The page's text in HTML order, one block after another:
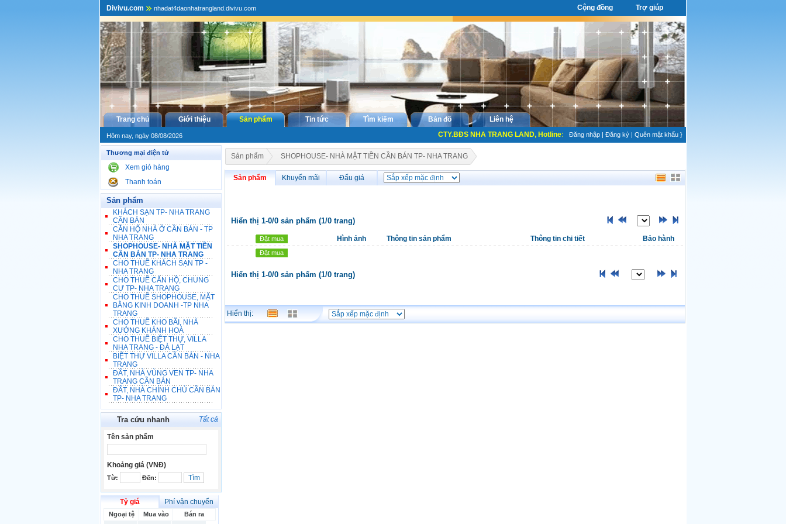
Divivu.com nhadat4daonhatrangland.divivu.com Cộng đồng Trợ giúp
Trang chủ Giới thiệu Sản phẩm Tin tức Tìm kiếm Bản đồ Liên hệ
Hôm nay, ngày 08/08/2026 CTY.BĐS NHA TRANG LAND, Hotline: 0913155259 NHẬN KÝ GỦI NHÀ ĐẤT UY TÍN, CAM KẾT RA
Đăng nhập | Đăng ký | Quên mật khẩu }
Thương mại điện tử
Xem giỏ hàng
Thanh toán
Sản phẩm
KHÁCH SẠN TP- NHA TRANG
CẦN BÁN
CĂN HỘ NHÀ Ở CẦN BÁN - TP
NHA TRANG
SHOPHOUSE- NHÀ MẶT TIỀN
CẦN BÁN TP- NHA TRANG
CHO THUÊ KHÁCH SẠN TP -
NHA TRANG
CHO THUÊ CĂN HỘ, CHUNG
CƯ TP- NHA TRANG
CHO THUÊ SHOPHOUSE, MẶT
BẰNG KINH DOANH -TP NHA
TRANG
CHO THUÊ KHO BÃI, NHÀ
XƯỞNG KHÁNH HOÀ
CHO THUÊ BIỆT THỰ, VILLA
NHA TRANG - ĐÀ LẠT
BIỆT THỰ VILLA CẦN BÁN - NHA
TRANG
ĐẤT, NHÀ VÙNG VEN TP- NHA
TRANG CẦN BÁN
ĐẤT, NHÀ CHÍNH CHỦ CẦN BÁN
TP- NHA TRANG
Tra cứu nhanh Tất cả
Tên sản phẩm
Khoảng giá (VNĐ)
Từ: Đến:
Tỷ giá Phí vận chuyển
Ngoại tệ Mua vào
Bán ra
Sản phẩm SHOPHOUSE- NHÀ MẶT TIỀN CẦN BÁN TP- NHA TRANG
Sản phẩm Khuyến mãi Đấu giá
Hiển thị 1-0/0 sản phẩm (1/0 trang)
Đặt mua Hình ảnh Thông tin sản phẩm Thông tin chi tiết Bảo hành
Đặt mua
Hiển thị 1-0/0 sản phẩm (1/0 trang)
Hiển thị: